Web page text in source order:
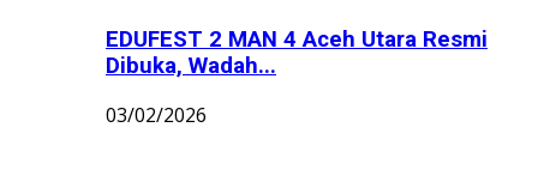
EDUFEST 2 MAN 4 Aceh Utara Resmi
Dibuka, Wadah...
03/02/2026